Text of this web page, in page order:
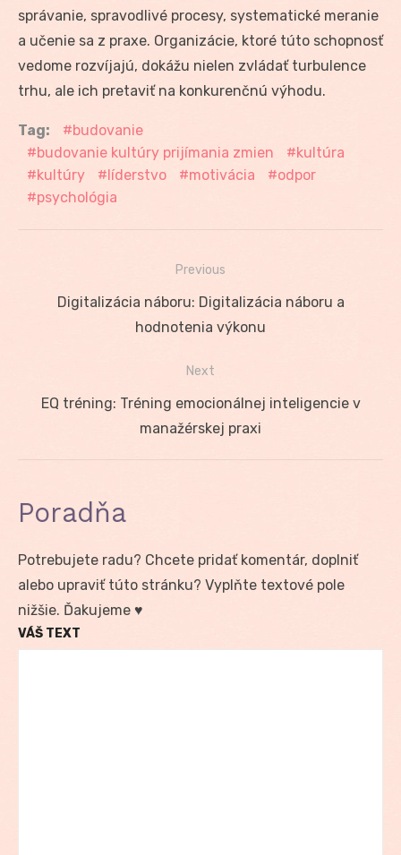
správanie, spravodlivé procesy, systematické meranie
a učenie sa z praxe. Organizácie, ktoré túto schopnosť
vedome rozvíjajú, dokážu nielen zvládať turbulence
trhu, ale ich pretaviť na konkurenčnú výhodu.
Tag:
budovanie
budovanie kultúry prijímania zmien
kultúra
kultúry
líderstvo motivácia
odpor
psychológia
Navigácia
Previous
Previous
Digitalizácia náboru: Digitalizácia náboru a
hodnotenia výkonu
Next
Next
EQ tréning: Tréning emocionálnej inteligencie v
manažérskej praxi
Poradňa
Potrebujete radu? Chcete pridať komentár, doplniť
alebo upraviť túto stránku? Vyplňte textové pole
nižšie. Ďakujeme ♥
VÁŠ TEXT